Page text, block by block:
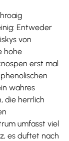
Entweder
von
hohe
erst mal
wahres
die herrlich
umfasst viel
es duftet nach